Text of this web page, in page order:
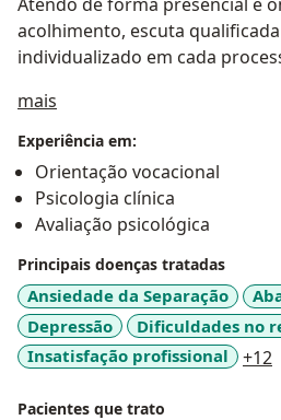
Atendo de forma presencial e
acolhimento, escuta
individualizado em cada
mais
Experiência em:
Orientação vocacional
Psicologia clínica
Avaliação psicológica
Principais doenças tratadas
Ansiedade da Separação
Depressão
Dificuldades no
Insatisfação profissional
+12
Pacientes que trato